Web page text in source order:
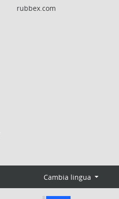
rubbex.com
Cambia lingua